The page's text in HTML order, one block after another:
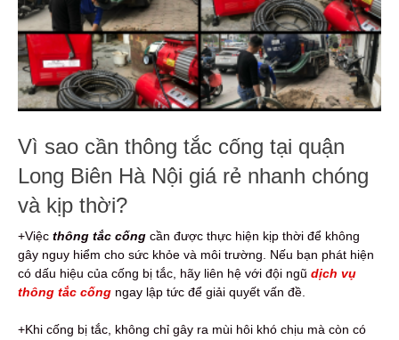
Vì sao cần thông tắc cống tại quận
Long Biên Hà Nội giá rẻ nhanh chóng
và kịp thời?
+Việc thông tắc cống cần được thực hiện kịp thời để không
gây nguy hiểm cho sức khỏe và môi trường. Nếu bạn phát hiện
có dấu hiệu của cống bị tắc, hãy liên hệ với đội ngũ dịch vụ
thông tắc cống ngay lập tức để giải quyết vấn đề.
+Khi cống bị tắc, không chỉ gây ra mùi hôi khó chịu mà còn có